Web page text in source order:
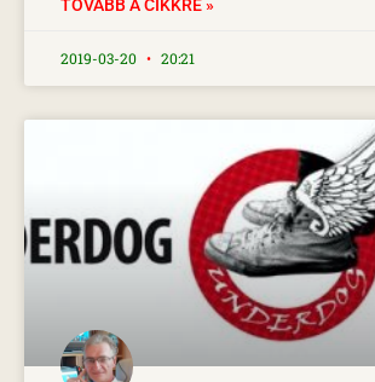
TOVÁBB A CIKKRE »
2019-03-20 20:21